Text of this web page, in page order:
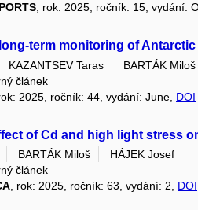
, rok: 2025, ročník: 15, vydání:
term monitoring of
KAZANTSEV Taras BARTÁK Miloš
článek
rok: 2025, ročník: 44, vydání: June, DOI
of Cd and high light stress
BARTÁK Miloš
HÁJEK Josef
článek
, rok: 2025, ročník: 63, vydání: 2, DOI